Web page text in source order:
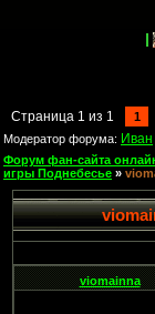
Страница 1 из 1
1
Модератор форума: Иван
Форум фан-сайта
игры Поднебесье »
viomainna